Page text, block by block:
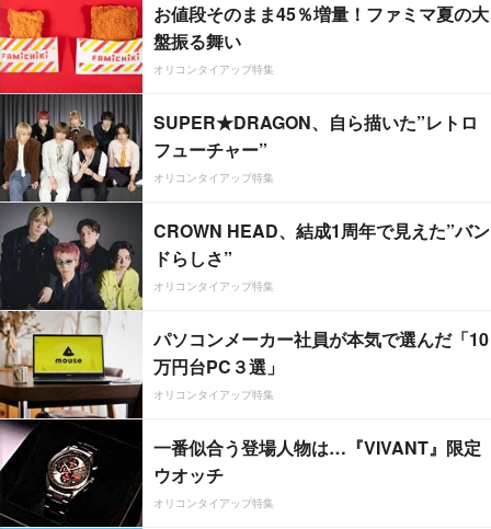
お値段そのまま45％増量！ファミマ夏の大
盤振る舞い
オリコンタイアップ特集
SUPER★DRAGON、自ら描いた”レトロ
フューチャー”
オリコンタイアップ特集
CROWN HEAD、結成1周年で見えた”バン
ドらしさ”
オリコンタイアップ特集
パソコンメーカー社員が本気で選んだ「10
万円台PC３選」
オリコンタイアップ特集
一番似合う登場人物は…『VIVANT』限定
ウオッチ
オリコンタイアップ特集